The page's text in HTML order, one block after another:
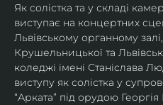
Як солістка та у складі
виступає на концертних
Львівському органному
Крушельницької та
коледжі імені Станіслава
виступу як солістка у
“Арката” під орудою